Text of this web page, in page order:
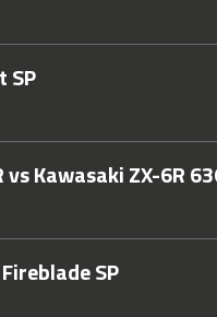
SP
Kawasaki ZX-6R
SP